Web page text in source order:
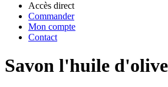
Accès direct
Commander
Mon compte
Contact
Savon l'huile